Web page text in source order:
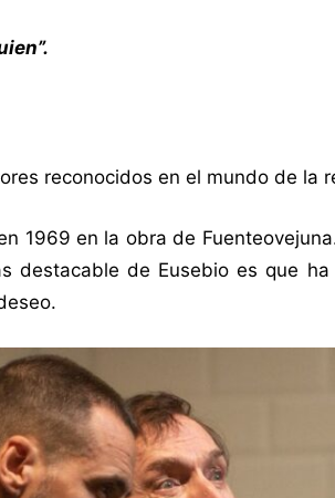
reconocidos en el mundo de la
1969 en la obra de
destacable de Eusebio es que